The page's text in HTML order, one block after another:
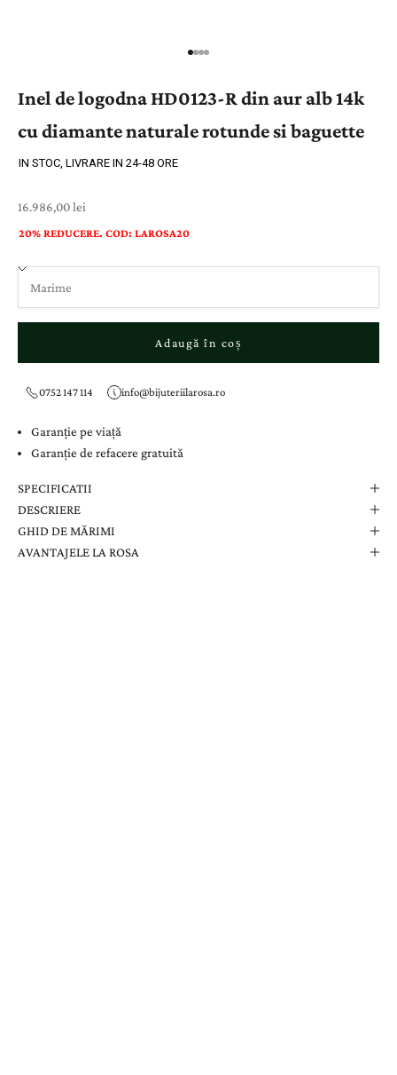
Inel de logodna HD0123-R din aur alb 14k
cu diamante naturale rotunde si baguette
IN STOC, LIVRARE IN 24-48 ORE
Preț cu reducere
16.986,00 lei
20% REDUCERE. COD: LAROSA20
Adaugă în coș
0752 147 114 info@bijuteriilarosa.ro
Garanție pe viață
Garanție de refacere gratuită
SPECIFICATII
DESCRIERE
GHID DE MĂRIMI
AVANTAJELE LA ROSA